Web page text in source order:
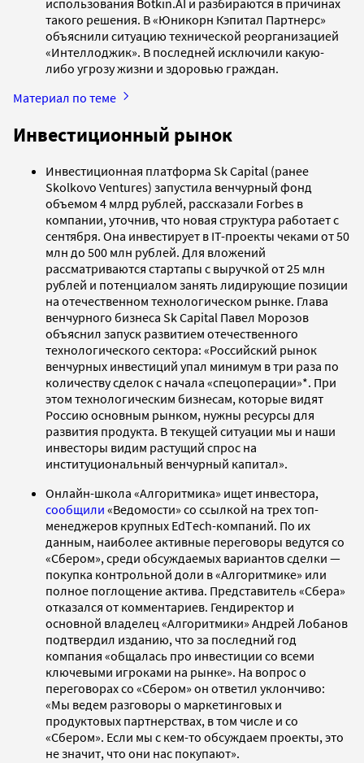
такого решения. В «Юникорн Кэпитал Партнерс»
объяснили ситуацию технической реорганизацией
«Интеллоджик». В последней исключили какую-
либо угрозу жизни и здоровью граждан.
Материал по теме
Инвестиционный рынок
Инвестиционная платформа Sk Capital (ранее
Skolkovo Ventures) запустила венчурный фонд
объемом 4 млрд рублей, рассказали Forbes в
компании, уточнив, что новая структура работает с
сентября. Она инвестирует в IT-проекты чеками от 50
млн до 500 млн рублей. Для вложений
рассматриваются стартапы с выручкой от 25 млн
рублей и потенциалом занять лидирующие позиции
на отечественном технологическом рынке. Глава
венчурного бизнеса Sk Capital Павел Морозов
объяснил запуск развитием отечественного
технологического сектора: «Российский рынок
венчурных инвестиций упал минимум в три раза по
количеству сделок с начала «спецоперации»*. При
этом технологическим бизнесам, которые видят
Россию основным рынком, нужны ресурсы для
развития продукта. В текущей ситуации мы и наши
инвесторы видим растущий спрос на
институциональный венчурный капитал».
Онлайн-школа «Алгоритмика» ищет инвестора,
сообщили «Ведомости» со ссылкой на трех топ-
менеджеров крупных ЕdТech-компаний. По их
данным, наиболее активные переговоры ведутся со
«Сбером», среди обсуждаемых вариантов сделки —
покупка контрольной доли в «Алгоритмике» или
полное поглощение актива. Представитель «Сбера»
отказался от комментариев. Гендиректор и
основной владелец «Алгоритмики» Андрей Лобанов
подтвердил изданию, что за последний год
компания «общалась про инвестиции со всеми
ключевыми игроками на рынке». На вопрос о
переговорах со «Сбером» он ответил уклончиво:
«Мы ведем разговоры о маркетинговых и
продуктовых партнерствах, в том числе и со
«Сбером». Если мы с кем-то обсуждаем проекты, это
не значит, что они нас покупают».